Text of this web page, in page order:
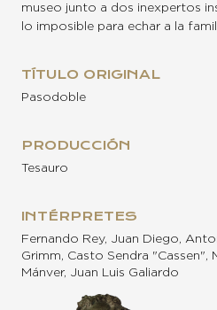
museo junto a dos inexpertos
lo imposible para echar a la
TÍTULO ORIGINAL
Pasodoble
PRODUCCIÓN
Tesauro
INTÉRPRETES
Fernando Rey, Juan Diego,
Grimm, Casto Sendra "Cassen",
Mánver, Juan Luis Galiardo